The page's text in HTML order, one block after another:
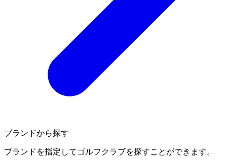
ブランドから探す
ブランドを指定してゴルフクラブを探すことができます。